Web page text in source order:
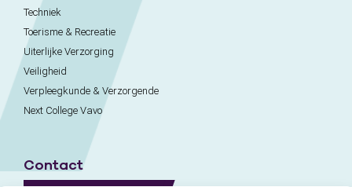
Techniek
Toerisme & Recreatie
Uiterlijke Verzorging
Veiligheid
Verpleegkunde & Verzorgende
Next College Vavo
Contact